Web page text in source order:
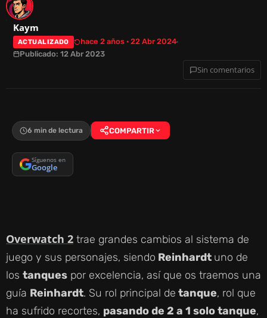
Kaym
ACTUALIZADO
hace 2 años · 22 Abr 2024
Publicado: 12 Abr 2023
Sin comentarios
6 min de lectura COMPARTIR
Síguenos en
Google
Overwatch 2 trae grandes cambios al sistema de
juego y sus personajes, siendo Reinhardt uno de
los tanques por excelencia, así que os traemos una
guía Reinhardt. Su rol principal de tanque, rol que
ha sufrido recortes, pasando de 2 a 1 solo tanque,